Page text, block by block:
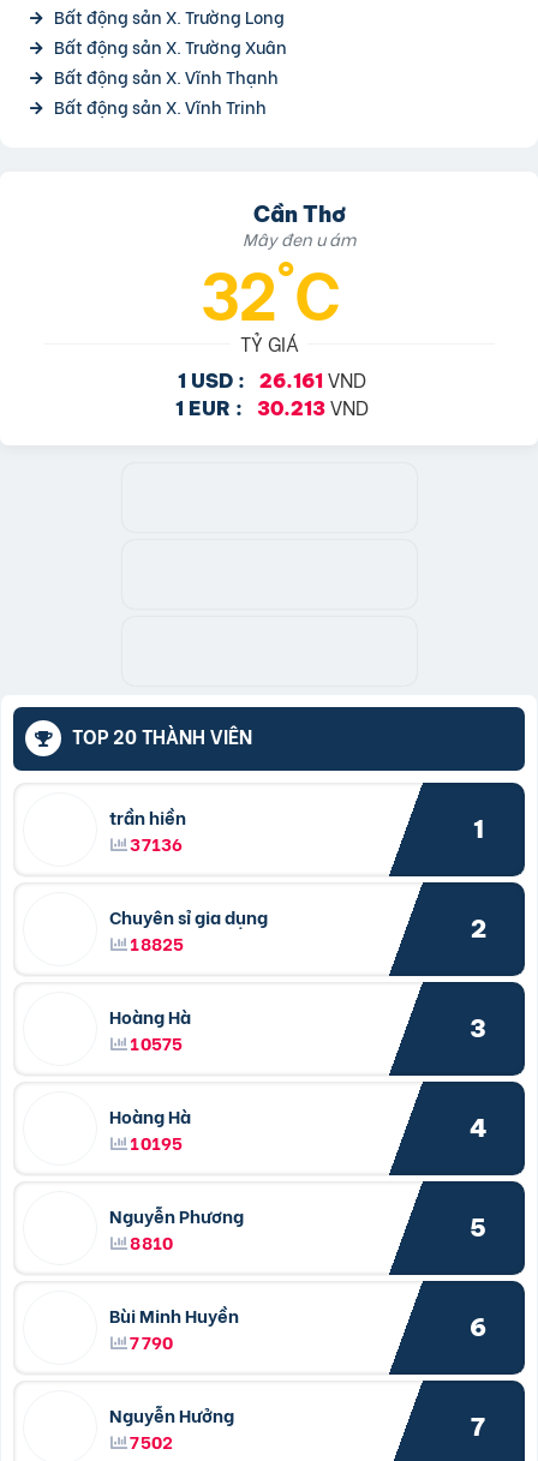
Bất động sản X. Trường Long
Bất động sản X. Trường Xuân
Bất động sản X. Vĩnh Thạnh
Bất động sản X. Vĩnh Trinh
Cần Thơ
Mây đen u ám
32°C
TỶ GIÁ
1 USD : 26.161VND
1 EUR : 30.213VND
TOP 20 THÀNH VIÊN
trần hiền
37136
1
Chuyên sỉ gia dụng
18825
2
Hoàng Hà
10575
3
Hoàng Hà
10195
4
Nguyễn Phương
8810
5
Bùi Minh Huyền
7790
6
Nguyễn Hưởng
7502
7